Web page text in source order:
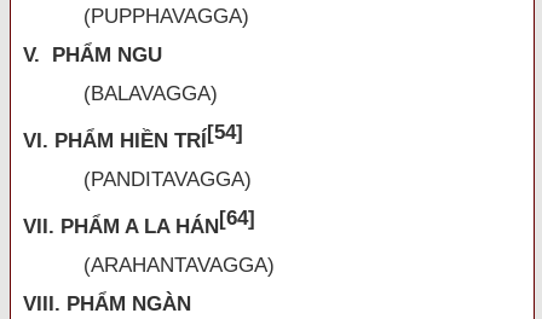
(PUPPHAVAGGA)
V. PHẨM NGU
(BALAVAGGA)
VI. PHẨM HIỀN TRÍ [54]
(PANDITAVAGGA)
VII. PHẨM A LA HÁN[64]
(ARAHANTAVAGGA)
VIII. PHẨM NGÀN